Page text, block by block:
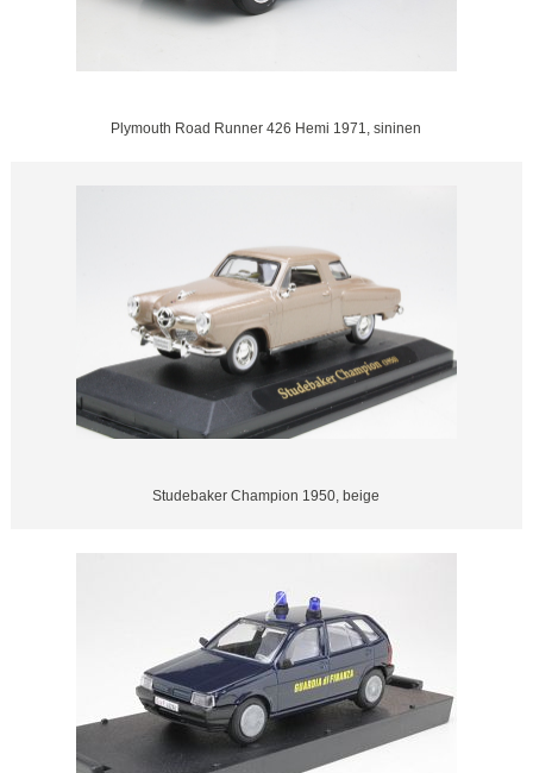
Plymouth Road Runner 426 Hemi 1971, sininen
Studebaker Champion 1950, beige